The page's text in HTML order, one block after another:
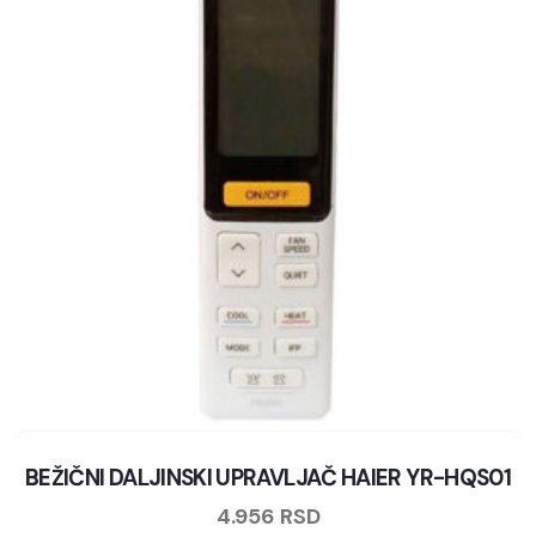
BEŽIČNI DALJINSKI UPRAVLJAČ HAIER YR-HQS01
4.956 RSD